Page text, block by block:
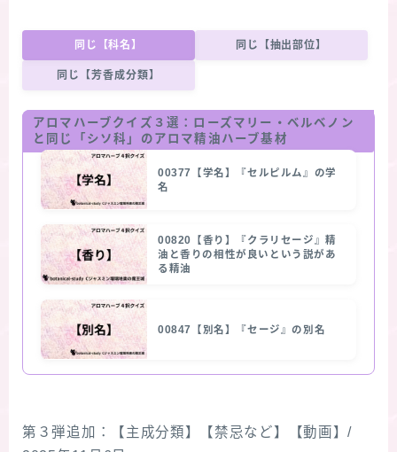
同じ【科名】 同じ【抽出部位】
同じ【芳香成分類】
アロマハーブクイズ３選：ローズマリー・ベルベノン
と同じ「シソ科」のアロマ精油ハーブ基材
00377【学名】『セルピルム』の学
名
00820【香り】『クラリセージ』精
油と香りの相性が良いという説があ
る精油
00847【別名】『セージ』の別名
第３弾追加：【主成分類】【禁忌など】【動画】/